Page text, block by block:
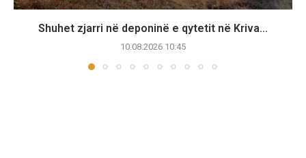
Shuhet zjarri në deponinë e qytetit në Kriva...
10.08.2026 10:45